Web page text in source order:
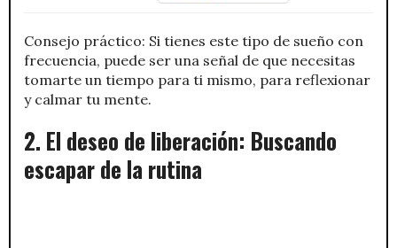
Consejo práctico: Si tienes este tipo de sueño con
frecuencia, puede ser una señal de que necesitas
tomarte un tiempo para ti mismo, para reflexionar
y calmar tu mente.
2. El deseo de liberación: Buscando
escapar de la rutina